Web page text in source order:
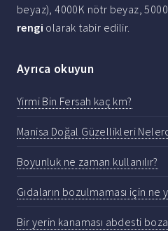
beyaz), 4000K nötr beyaz,
rengi olarak tabir edilir.
Ayrıca okuyun
Yirmi Bin Fersah kaç km?
Manisa Doğal Güzellikleri
Boyunluk ne zaman kullanılır?
Gıdaların bozulmaması için ne
Bir yerin kanaması abdesti